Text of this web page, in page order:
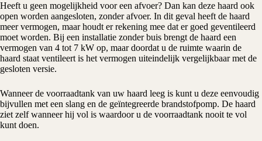
Heeft u geen mogelijkheid voor een afvoer? Dan kan deze haard ook
open worden aangesloten, zonder afvoer. In dit geval heeft de haard
meer vermogen, maar houdt er rekening mee dat er goed geventileerd
moet worden. Bij een installatie zonder buis brengt de haard een
vermogen van 4 tot 7 kW op, maar doordat u de ruimte waarin de
haard staat ventileert is het vermogen uiteindelijk vergelijkbaar met de
gesloten versie.
Wanneer de voorraadtank van uw haard leeg is kunt u deze eenvoudig
bijvullen met een slang en de geïntegreerde brandstofpomp. De haard
ziet zelf wanneer hij vol is waardoor u de voorraadtank nooit te vol
kunt doen.